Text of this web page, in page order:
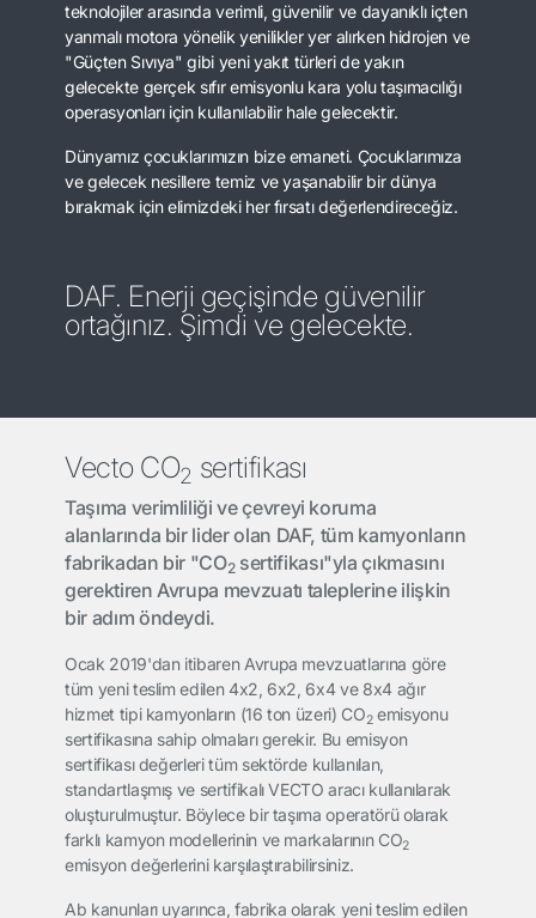
teknolojiler arasında verimli, güvenilir ve dayanıklı içten
yanmalı motora yönelik yenilikler yer alırken hidrojen ve
"Güçten Sıvıya" gibi yeni yakıt türleri de yakın
gelecekte gerçek sıfır emisyonlu kara yolu taşımacılığı
operasyonları için kullanılabilir hale gelecektir.
Dünyamız çocuklarımızın bize emaneti. Çocuklarımıza
ve gelecek nesillere temiz ve yaşanabilir bir dünya
bırakmak için elimizdeki her fırsatı değerlendireceğiz.
DAF. Enerji geçişinde güvenilir
ortağınız. Şimdi ve gelecekte.
Vecto CO2 sertifikası
Taşıma verimliliği ve çevreyi koruma
alanlarında bir lider olan DAF, tüm kamyonların
fabrikadan bir "CO2sertifikası"yla çıkmasını
gerektiren Avrupa mevzuatı taleplerine ilişkin
bir adım öndeydi.
Ocak 2019'dan itibaren Avrupa mevzuatlarına göre
tüm yeni teslim edilen 4x2, 6x2, 6x4 ve 8x4 ağır
hizmet tipi kamyonların (16 ton üzeri) CO2emisyonu
sertifikasına sahip olmaları gerekir. Bu emisyon
sertifikası değerleri tüm sektörde kullanılan,
standartlaşmış ve sertifikalı VECTO aracı kullanılarak
oluşturulmuştur. Böylece bir taşıma operatörü olarak
farklı kamyon modellerinin ve markalarının CO2
emisyon değerlerini karşılaştırabilirsiniz.
Ab kanunları uyarınca, fabrika olarak yeni teslim edilen